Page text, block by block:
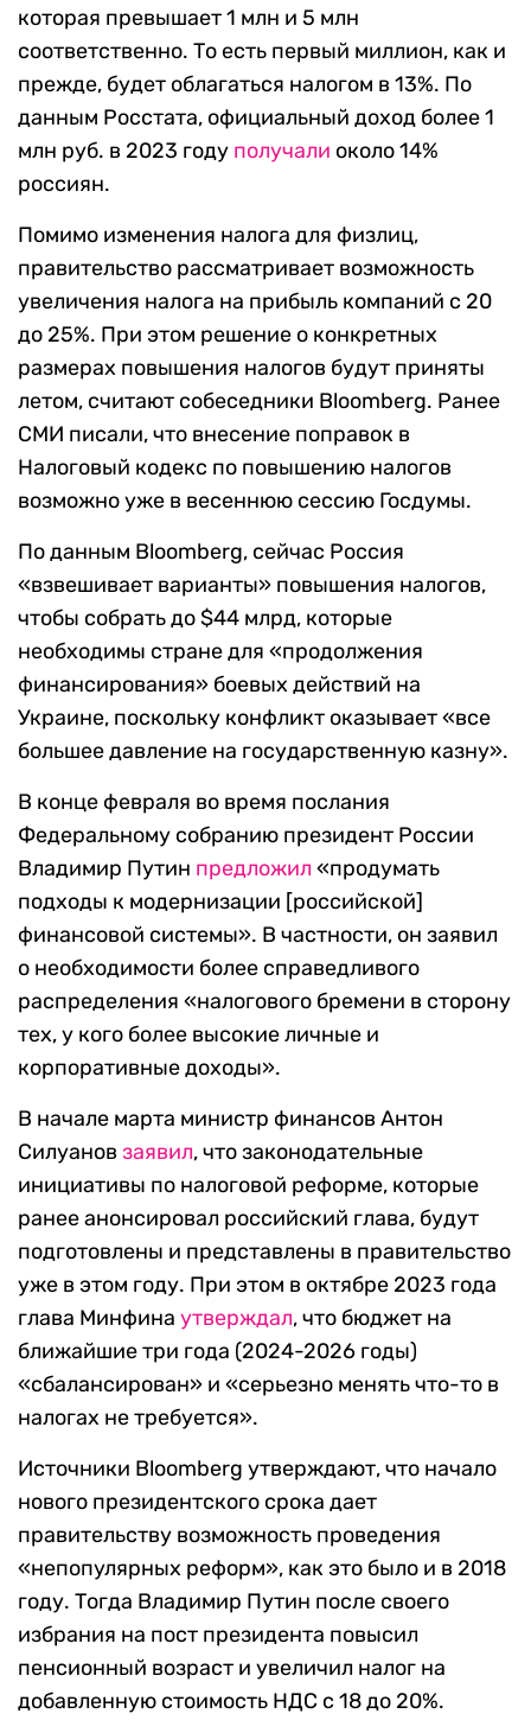
которая превышает 1 млн и 5 млн
соответственно. То есть первый миллион, как и
прежде, будет облагаться налогом в 13%. По
данным Росстата, официальный доход более 1
млн руб. в 2023 году получали около 14%
россиян.
Помимо изменения налога для физлиц,
правительство рассматривает возможность
увеличения налога на прибыль компаний с 20
до 25%. При этом решение о конкретных
размерах повышения налогов будут приняты
летом, считают собеседники Bloomberg. Ранее
СМИ писали, что внесение поправок в
Налоговый кодекс по повышению налогов
возможно уже в весеннюю сессию Госдумы.
По данным Bloomberg, сейчас Россия
«взвешивает варианты» повышения налогов,
чтобы собрать до $44 млрд, которые
необходимы стране для «продолжения
финансирования» боевых действий на
Украине, поскольку конфликт оказывает «все
большее давление на государственную казну».
В конце февраля во время послания
Федеральному собранию президент России
Владимир Путин предложил «продумать
подходы к модернизации [российской]
финансовой системы». В частности, он заявил
о необходимости более справедливого
распределения «налогового бремени в сторону
тех, у кого более высокие личные и
корпоративные доходы».
В начале марта министр финансов Антон
Силуанов заявил, что законодательные
инициативы по налоговой реформе, которые
ранее анонсировал российский глава, будут
подготовлены и представлены в правительство
уже в этом году. При этом в октябре 2023 года
глава Минфина утверждал, что бюджет на
ближайшие три года (2024-2026 годы)
«сбалансирован» и «серьезно менять что-то в
налогах не требуется».
Источники Bloomberg утверждают, что начало
нового президентского срока дает
правительству возможность проведения
«непопулярных реформ», как это было и в 2018
году. Тогда Владимир Путин после своего
избрания на пост президента повысил
пенсионный возраст и увеличил налог на
добавленную стоимость НДС с 18 до 20%.